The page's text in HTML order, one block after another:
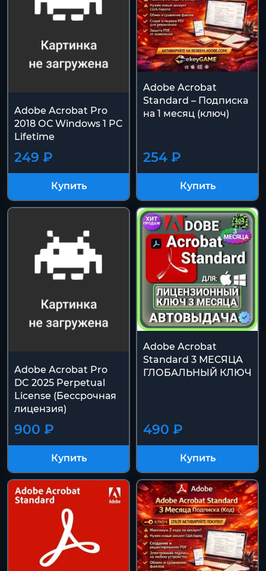
Adobe Acrobat Pro
2018 ОС Windows 1 PC
Lifetime
249 ₽
Купить
Adobe Acrobat
Standard – Подписка
на 1 месяц (ключ)
254 ₽
Купить
Adobe Acrobat Pro
DC 2025 Perpetual
License (Бессрочная
лицензия)
900 ₽
Купить
Adobe Acrobat
Standard 3 МЕСЯЦА
ГЛОБАЛЬНЫЙ КЛЮЧ
490 ₽
Купить